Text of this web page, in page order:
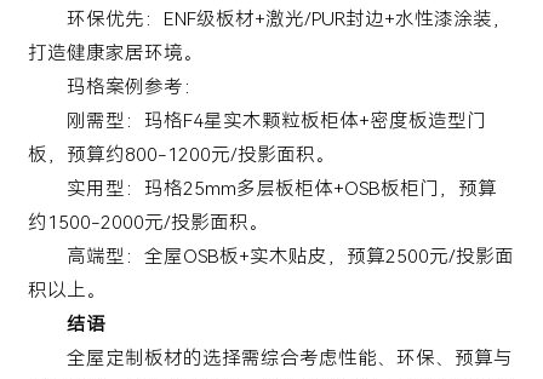
环保优先：ENF级板材+激光/PUR封边+水性漆涂装，
打造健康家居环境。
玛格案例参考：
刚需型：玛格F4星实木颗粒板柜体+密度板造型门
板，预算约800-1200元/投影面积。
实用型：玛格25mm多层板柜体+OSB板柜门，预算
约1500-2000元/投影面积。
高端型：全屋OSB板+实木贴皮，预算2500元/投影面
积以上。
结语
全屋定制板材的选择需综合考虑性能、环保、预算与